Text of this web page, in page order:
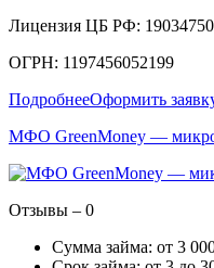
Лицензия ЦБ РФ:
ОГРН: 1197456052199
ПодробнееОформить
МФО GreenMoney —
Отзывы – 0
Сумма займа: от 3